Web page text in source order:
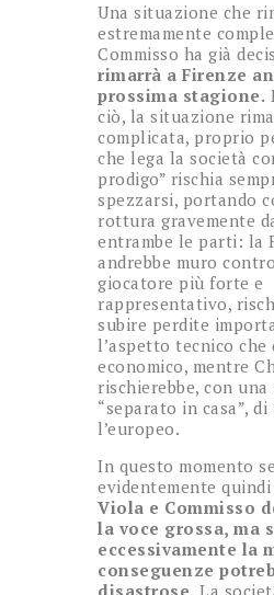
Una situazione che
estremamente
Commisso ha già
rimarrà a Firenze
prossima stagione.
ciò, la situazione
complicata, proprio
che lega la società
prodigo” rischia
spezzarsi, portando
rottura gravemente
entrambe le parti: la
andrebbe muro
giocatore più forte e
rappresentativo,
subire perdite
l’aspetto tecnico che
economico, mentre
rischierebbe, con una
“separato in casa”, di
l’europeo.
In questo momento
evidentemente quindi
Viola e Commisso
la voce grossa, ma
eccessivamente la
conseguenze